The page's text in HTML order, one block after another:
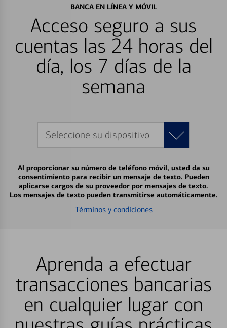
BANCA EN LÍNEA Y MÓVIL
Acceso seguro a sus
cuentas las 24 horas del
día, los 7 días de la
semana
Seleccione su dispositivo
Al proporcionar su número de teléfono móvil, usted da su
consentimiento para recibir un mensaje de texto. Pueden
aplicarse cargos de su proveedor por mensajes de texto.
Los mensajes de texto pueden transmitirse automáticamente.
Términos y condiciones
Aprenda a efectuar
transacciones bancarias
en cualquier lugar con